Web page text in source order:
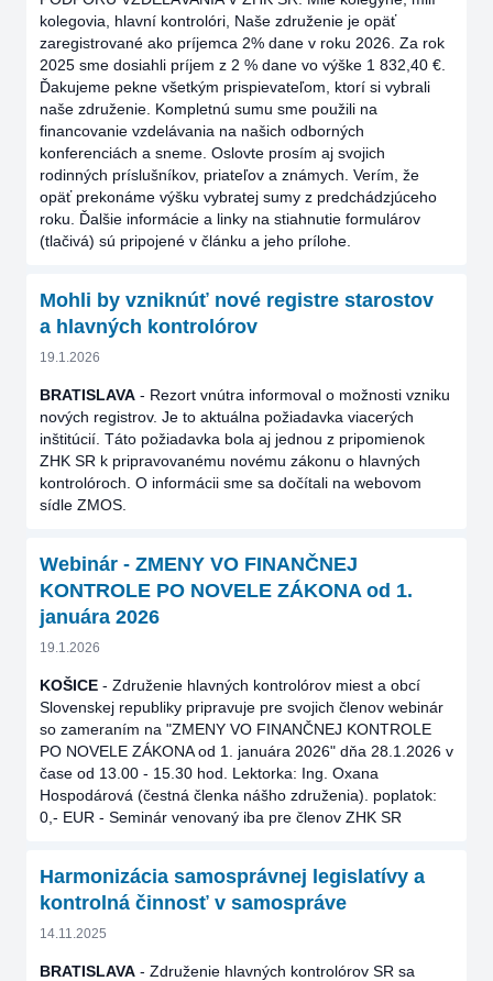
kolegovia, hlavní kontrolóri, Naše združenie je opäť
zaregistrované ako príjemca 2% dane v roku 2026. Za rok
2025 sme dosiahli príjem z 2 % dane vo výške 1 832,40 €.
Ďakujeme pekne všetkým prispievateľom, ktorí si vybrali
naše združenie. Kompletnú sumu sme použili na
financovanie vzdelávania na našich odborných
konferenciách a sneme. Oslovte prosím aj svojich
rodinných príslušníkov, priateľov a známych. Verím, že
opäť prekonáme výšku vybratej sumy z predchádzjúceho
roku. Ďalšie informácie a linky na stiahnutie formulárov
(tlačivá) sú pripojené v článku a jeho prílohe.
Mohli by vzniknúť nové registre starostov
a hlavných kontrolórov
19.1.2026
BRATISLAVA - Rezort vnútra informoval o možnosti vzniku
nových registrov. Je to aktuálna požiadavka viacerých
inštitúcií. Táto požiadavka bola aj jednou z pripomienok
ZHK SR k pripravovanému novému zákonu o hlavných
kontrolóroch. O informácii sme sa dočítali na webovom
sídle ZMOS.
Webinár - ZMENY VO FINANČNEJ
KONTROLE PO NOVELE ZÁKONA od 1.
januára 2026
19.1.2026
KOŠICE - Združenie hlavných kontrolórov miest a obcí
Slovenskej republiky pripravuje pre svojich členov webinár
so zameraním na "ZMENY VO FINANČNEJ KONTROLE
PO NOVELE ZÁKONA od 1. januára 2026" dňa 28.1.2026 v
čase od 13.00 - 15.30 hod. Lektorka: Ing. Oxana
Hospodárová (čestná členka nášho združenia). poplatok:
0,- EUR - Seminár venovaný iba pre členov ZHK SR
Harmonizácia samosprávnej legislatívy a
kontrolná činnosť v samospráve
14.11.2025
BRATISLAVA - Združenie hlavných kontrolórov SR sa